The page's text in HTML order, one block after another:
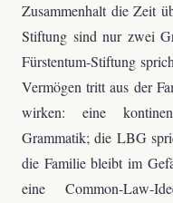
Zusammenhalt die Zeit
Stiftung sind nur zwei
Fürstentum-Stiftung
Vermögen tritt aus der
wirken: eine
Grammatik; die LBG
die Familie bleibt im
eine Common-Law-